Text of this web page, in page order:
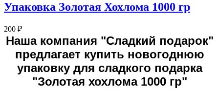
Упаковка Золотая Хохлома 1000 гр
200 ₽
Наша компания "Сладкий подарок"
предлагает купить новогоднюю
упаковку для сладкого подарка
"Золотая хохлома 1000 гр"